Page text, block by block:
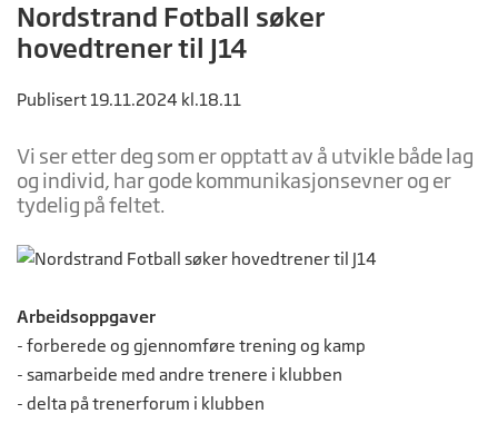
Nordstrand Fotball søker
hovedtrener til J14
Publisert 19.11.2024 kl.18.11
Vi ser etter deg som er opptatt av å utvikle både lag
og individ, har gode kommunikasjonsevner og er
tydelig på feltet.
Arbeidsoppgaver
- forberede og gjennomføre trening og kamp
- samarbeide med andre trenere i klubben
- delta på trenerforum i klubben